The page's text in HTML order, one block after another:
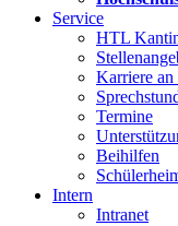
Service
HTL
Karriere
Termine
Beihilfen
Intern
Intranet